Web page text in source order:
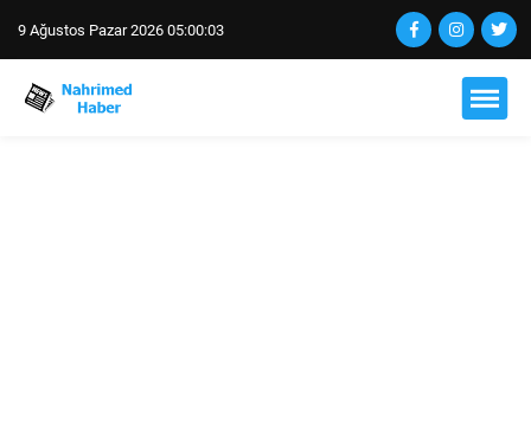
9 Ağustos Pazar 2026 05:00:04